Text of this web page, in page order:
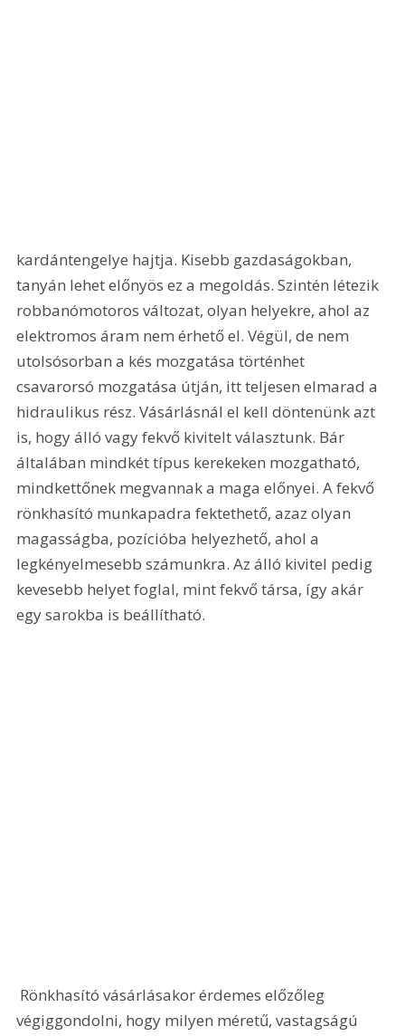
kardántengelye hajtja. Kisebb gazdaságokban,
tanyán lehet előnyös ez a megoldás. Szintén létezik
robbanómotoros változat, olyan helyekre, ahol az
elektromos áram nem érhető el. Végül, de nem
utolsósorban a kés mozgatása történhet
csavarorsó mozgatása útján, itt teljesen elmarad a
hidraulikus rész. Vásárlásnál el kell döntenünk azt
is, hogy álló vagy fekvő kivitelt választunk. Bár
általában mindkét típus kerekeken mozgatható,
mindkettőnek megvannak a maga előnyei. A fekvő
rönkhasító munkapadra fektethető, azaz olyan
magasságba, pozícióba helyezhető, ahol a
legkényelmesebb számunkra. Az álló kivitel pedig
kevesebb helyet foglal, mint fekvő társa, így akár
egy sarokba is beállítható.
végiggondolni, hogy milyen méretű, vastagságú